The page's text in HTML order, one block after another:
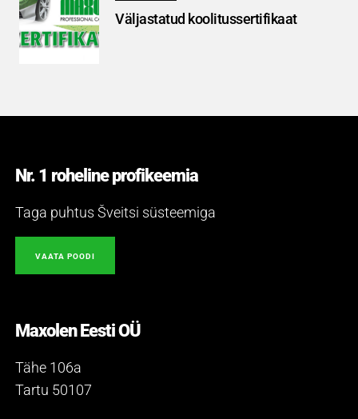
Väljastatud koolitussertifikaat
Nr. 1 roheline profikeemia
Taga puhtus Šveitsi süsteemiga
VAATA POODI
Maxolen Eesti OÜ
Tähe 106a
Tartu 50107